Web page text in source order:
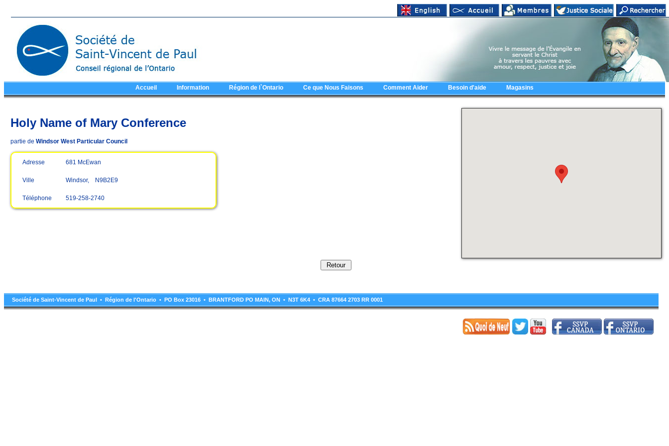
Accueil Information Région de l`Ontario Ce que Nous Faisons Comment Aider Besoin d'aide Magasins
Holy Name of Mary Conference
partie de Windsor West Particular Council
Adresse 681 McEwan
Ville Windsor, N9B2E9
Téléphone 519-258-2740
Société de Saint-Vincent de Paul • Région de l'Ontario • PO Box 23016 • BRANTFORD PO MAIN, ON • N3T 6K4 • CRA 87664 2703 RR 0001